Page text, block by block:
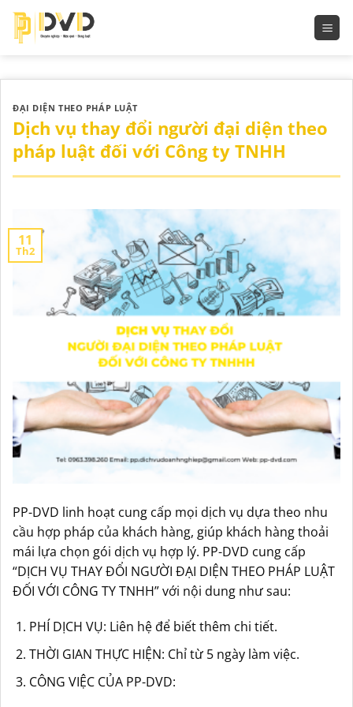
Bỏ
qua
ĐẠI DIỆN THEO PHÁP LUẬT
Dịch vụ thay đổi người đại diện theo
pháp luật đối với Công ty TNHH
11
Th2
PP-DVD linh hoạt cung cấp mọi dịch vụ dựa theo nhu
cầu hợp pháp của khách hàng, giúp khách hàng thoải
mái lựa chọn gói dịch vụ hợp lý. PP-DVD cung cấp
“DỊCH VỤ THAY ĐỔI NGƯỜI ĐẠI DIỆN THEO PHÁP LUẬT
ĐỐI VỚI CÔNG TY TNHH” với nội dung như sau:
PHÍ DỊCH VỤ: Liên hệ để biết thêm chi tiết.
THỜI GIAN THỰC HIỆN: Chỉ từ 5 ngày làm việc.
CÔNG VIỆC CỦA PP-DVD: